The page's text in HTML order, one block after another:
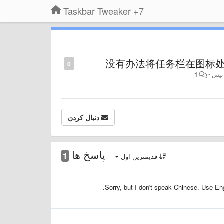
7+ Taskbar Tweaker
0 没有办法将任务栏在图标
•
1
دنبال کردن
پاسخ ها 1 قدیمترین اول
Sorry, but I don't speak Chinese. Use